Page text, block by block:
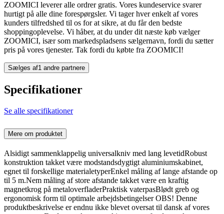
ZOOMICI leverer alle ordrer gratis. Vores kundeservice svarer
hurtigt på alle dine forespørgsler. Vi tager hver enkelt af vores
kunders tilfredshed til os for at sikre, at du får den bedste
shoppingoplevelse. Vi håber, at du under dit næste køb vælger
ZOOMICI, især som markedspladsens sælgernavn, fordi du sætter
pris på vores tjenester. Tak fordi du købte fra ZOOMICI!
Sælges af1 andre partnere
Specifikationer
Se alle specifikationer
Mere om produktet
Alsidigt sammenklappelig universalkniv med lang levetidRobust
konstruktion takket være modstandsdygtigt aluminiumskabinet,
egnet til forskellige materialetyperEnkel måling af lange afstande op
til 5 m.Nem måling af store afstande takket være en kraftig
magnetkrog på metaloverfladerPraktisk vaterpasBlødt greb og
ergonomisk form til optimale arbejdsbetingelser OBS! Denne
produktbeskrivelse er endnu ikke blevet oversat til dansk af vores